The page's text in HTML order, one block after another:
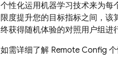
个性化运用机器学习技术来为每
限度提升您的目标指标之间，
终获得随机体验的对照用户组进
如需详细了解 Remote Config